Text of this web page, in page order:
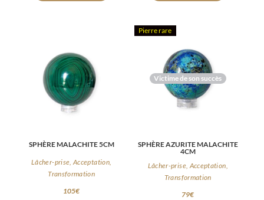
SPHÈRE MALACHITE 5CM
Lâcher-prise, Acceptation,
Transformation
105€
Victime de son succès
Pierre rare
SPHÈRE AZURITE MALACHITE
4CM
Lâcher-prise, Acceptation,
Transformation
79€